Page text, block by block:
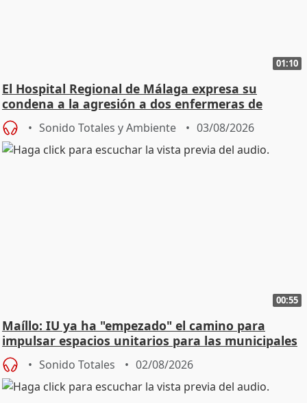
01:10
El Hospital Regional de Málaga expresa su
condena a la agresión a dos enfermeras de
Urgencias
Sonido Totales y Ambiente 03/08/2026
00:55
Maíllo: IU ya ha "empezado" el camino para
impulsar espacios unitarios para las municipales
Sonido Totales 02/08/2026